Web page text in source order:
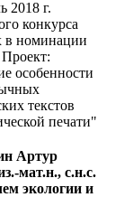
2018 г.
конкурса
в номинации
особенности
текстов
печати"
Артур
мат.н., с.н.с.
экологии и